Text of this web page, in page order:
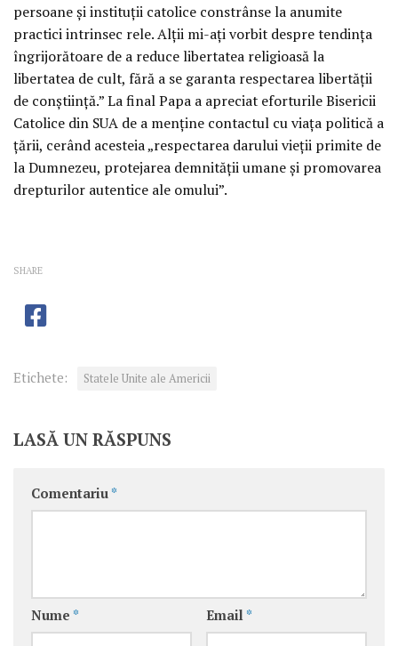
persoane şi instituţii catolice constrânse la anumite
practici intrinsec rele. Alţii mi-aţi vorbit despre tendinţa
îngrijorătoare de a reduce libertatea religioasă la
libertatea de cult, fără a se garanta respectarea libertăţii
de conştiinţă.” La final Papa a apreciat eforturile Bisericii
Catolice din SUA de a menţine contactul cu viaţa politică a
ţării, cerând acesteia „respectarea darului vieţii primite de
la Dumnezeu, protejarea demnităţii umane şi promovarea
drepturilor autentice ale omului”.
SHARE
Etichete: Statele Unite ale Americii
LASĂ UN RĂSPUNS
Comentariu *
Nume * Email *